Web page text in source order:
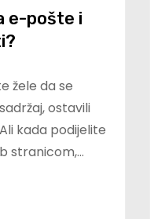
e-pošte i
žele da se
ostavili
kada podijelite
stranicom,…